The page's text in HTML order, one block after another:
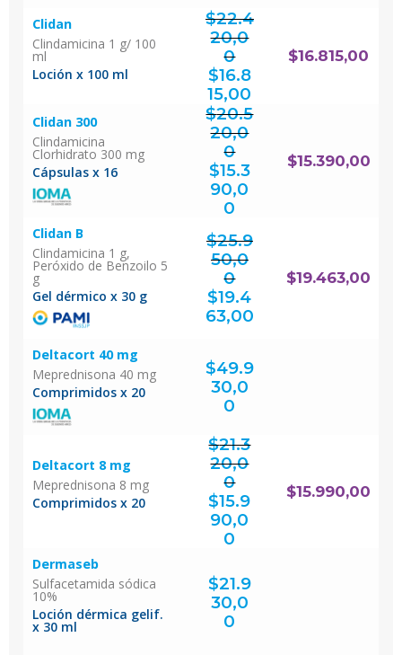
Clidan
Clindamicina 1 g/ 100
ml
Loción x 100 ml
$22.4
20,0
0
El
precio
original
era:
$22.420,00.
$16.8
15,00
$16.815,00
Clidan 300
Clindamicina
Clorhidrato 300 mg
Cápsulas x 16
$20.5
20,0
0
El
precio
original
era:
$20.520,00.
$15.3
90,0
0El
precio
$15.390,00
Clidan B
Clindamicina 1 g,
Peróxido de Benzoilo 5
g
Gel dérmico x 30 g
$25.9
50,0
0
El
precio
original
era:
$25.950,00.
$19.4
63,00precio
actual
es:
$19.463,00.
$19.463,00
Deltacort 40 mg
Meprednisona 40 mg
Comprimidos x 20
$49.9
30,0
0
Deltacort 8 mg
Meprednisona 8 mg
Comprimidos x 20
$21.3
20,0
0
El
precio
original
era:
$21.320,00.
$15.9
90,0
0El
precio
$15.990,00
Dermaseb
Sulfacetamida sódica
10%
Loción dérmica gelif.
x 30 ml
$21.9
30,0
0